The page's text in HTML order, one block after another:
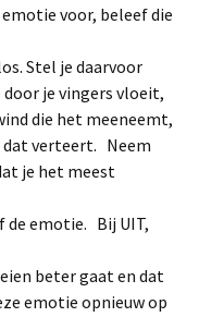
voor, beleef die
Stel je daarvoor
je vingers vloeit,
die het meeneemt,
dat verteert. Neem
je het meest
de emotie. Bij UIT,
beter gaat en dat
emotie opnieuw op